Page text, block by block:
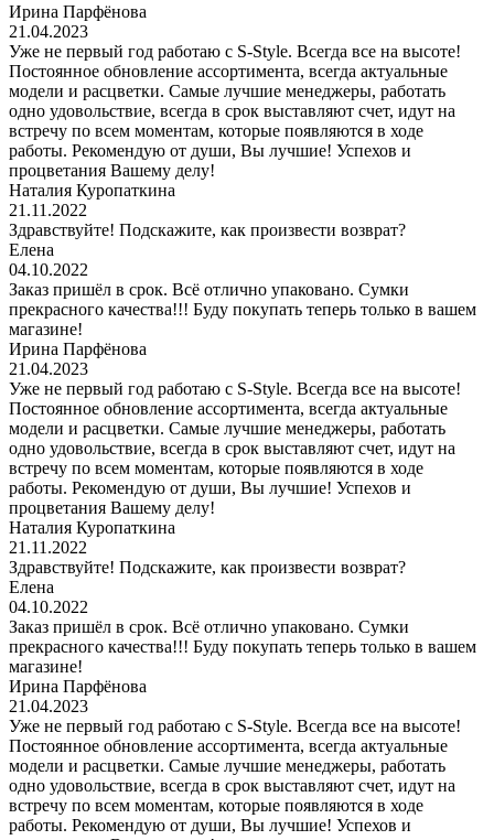
Ирина Парфёнова
21.04.2023
Уже не первый год работаю с S-Style. Всегда все на высоте!
Постоянное обновление ассортимента, всегда актуальные
модели и расцветки. Самые лучшие менеджеры, работать
одно удовольствие, всегда в срок выставляют счет, идут на
встречу по всем моментам, которые появляются в ходе
работы. Рекомендую от души, Вы лучшие! Успехов и
процветания Вашему делу!
Наталия Куропаткина
21.11.2022
Здравствуйте! Подскажите, как произвести возврат?
Елена
04.10.2022
Заказ пришёл в срок. Всё отлично упаковано. Сумки
прекрасного качества!!! Буду покупать теперь только в вашем
магазине!
Ирина Парфёнова
21.04.2023
Уже не первый год работаю с S-Style. Всегда все на высоте!
Постоянное обновление ассортимента, всегда актуальные
модели и расцветки. Самые лучшие менеджеры, работать
одно удовольствие, всегда в срок выставляют счет, идут на
встречу по всем моментам, которые появляются в ходе
работы. Рекомендую от души, Вы лучшие! Успехов и
процветания Вашему делу!
Наталия Куропаткина
21.11.2022
Здравствуйте! Подскажите, как произвести возврат?
Елена
04.10.2022
Заказ пришёл в срок. Всё отлично упаковано. Сумки
прекрасного качества!!! Буду покупать теперь только в вашем
магазине!
Ирина Парфёнова
21.04.2023
Уже не первый год работаю с S-Style. Всегда все на высоте!
Постоянное обновление ассортимента, всегда актуальные
модели и расцветки. Самые лучшие менеджеры, работать
одно удовольствие, всегда в срок выставляют счет, идут на
встречу по всем моментам, которые появляются в ходе
работы. Рекомендую от души, Вы лучшие! Успехов и